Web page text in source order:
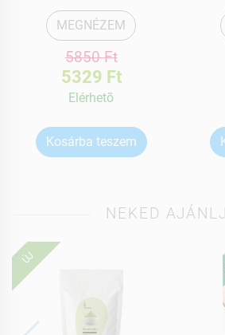
MEGNÉZEM
5850 Ft
5329 Ft
Elérhetõ
Kosárba teszem
NEKED
ÚJ